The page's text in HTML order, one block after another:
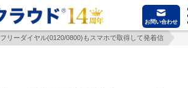
お問い合わせ
フリーダイヤル(0120/0800)もスマホで取得して発着信